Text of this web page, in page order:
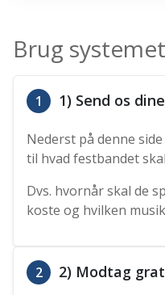
Brug
1 1) Send os
Nederst på denne
til hvad festbandet
Dvs. hvornår skal de
koste og hvilken
2 2) Modtag